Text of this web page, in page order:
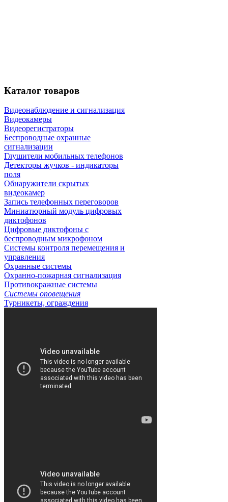
Каталог товаров
Видеонаблюдение и сигнализация
Видеокамеры
Видеорегистраторы
Беспроводные охранные
сигнализации
Глушители мобильных телефонов
Детекторы жучков - индикаторы
поля
Обнаружители скрытых
видеокамер
Запись телефонных переговоров
Миниатюрный модуль цифровых
диктофонов
Цифровые диктофоны с
беспроводным микрофоном
Системы контроля перемещения и
управления
Охранные системы
Охранно-пожарная сигнализация
Противокражные системы
Системы оповещения
Турникеты, ограждения